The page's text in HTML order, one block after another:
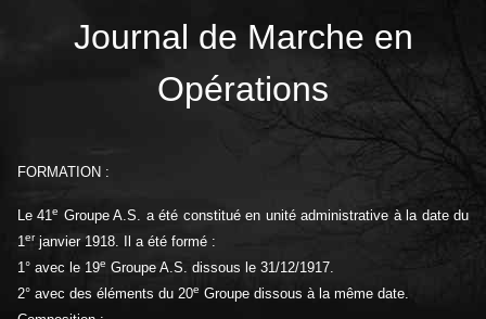
Journal de Marche en
Opérations
FORMATION :
Le 41e Groupe A.S. a été constitué en unité administrative à la date du
1erjanvier 1918. Il a été formé :
1° avec le 19e Groupe A.S. dissous le 31/12/1917.
2° avec des éléments du 20e Groupe dissous à la même date.